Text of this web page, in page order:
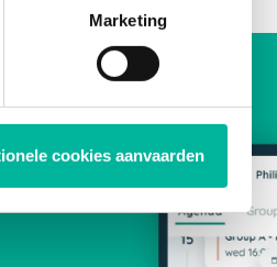
Marketing
cookies aanvaarden